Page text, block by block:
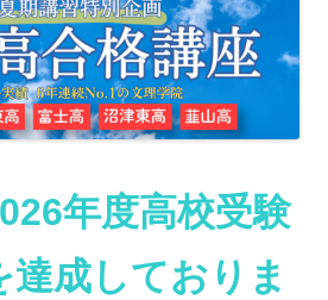
年度高校受験
達成しておりま